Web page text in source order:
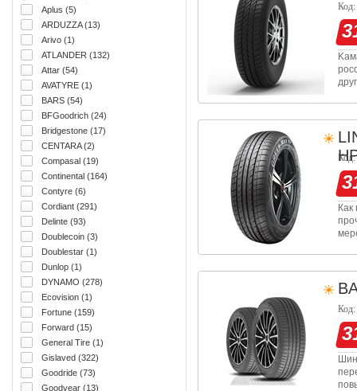
Aplus (5)
ARDUZZA (13)
Arivo (1)
ATLANDER (132)
Attar (54)
AVATYRE (1)
BARS (54)
BFGoodrich (24)
Bridgestone (17)
CENTARA (2)
Compasal (19)
Continental (164)
Contyre (6)
Cordiant (291)
Delinte (93)
Doublecoin (3)
Doublestar (1)
Dunlop (1)
DYNAMO (278)
Ecovision (1)
Fortune (159)
Forward (15)
General Tire (1)
Gislaved (322)
Goodride (73)
Goodyear (13)
Код:
Код:
Код: